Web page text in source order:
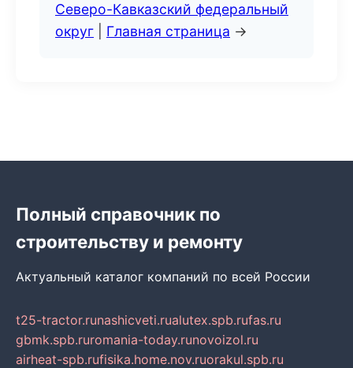
Северо-Кавказский федеральный
округ
Главная страница →
Полный справочник по
строительству и ремонту
Актуальный каталог компаний по всей России
t25-tractor.runashicveti.rualutex.spb.rufas.ru
gbmk.spb.ruromania-today.runovoizol.ru
airheat-spb.rufisika.home.nov.ruorakul.spb.ru